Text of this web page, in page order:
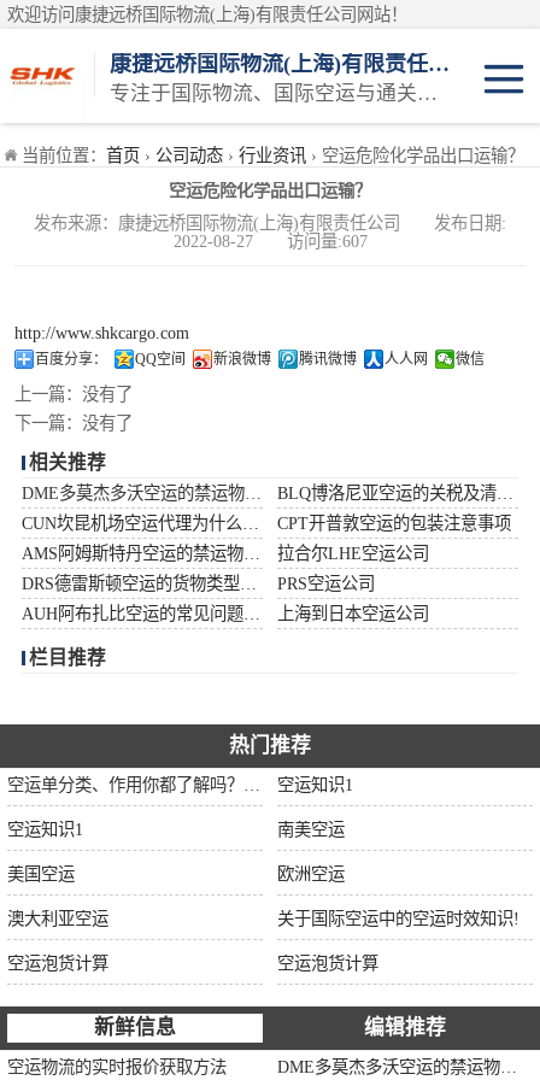
欢迎访问康捷远桥国际物流(上海)有限责任公司网站！
康捷远桥国际物流(上海)有限责任公司
专注于国际物流、国际空运与通关一体化一站式物流服务商
当前位置： 首页 › 公司动态 › 行业资讯 › 空运危险化学品出口运输？
空运危险化学品出口运输？
发布来源：康捷远桥国际物流(上海)有限责任公司 发布日期:
2022-08-27 访问量:607
http://www.shkcargo.com
百度分享： QQ空间 新浪微博 腾讯微博 人人网 微信
上一篇： 没有了
下一篇： 没有了
相关推荐
CPT开普敦空运的包装注意事项
拉合尔LHE空运公司
PRS空运公司
上海到日本空运公司
栏目推荐
热门推荐
空运知识1
空运知识1 南美空运
美国空运 欧洲空运
澳大利亚空运 关于国际空运中的空运时效知识!
空运泡货计算 空运泡货计算
新鲜信息 编辑推荐
空运物流的实时报价获取方法
日本空运
韩国空运
印度空运
巴基斯坦空运
澳大利亚空运
俄罗斯空运
加拿大空运
伊朗空运
中东空运
非洲空运
南美空运